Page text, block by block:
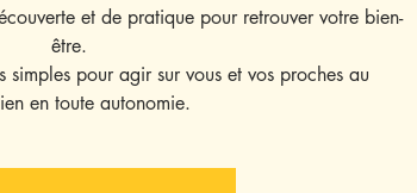
et de pratique pour retrouver votre bien-
être.
simples pour agir sur vous et vos proches au
en toute autonomie.